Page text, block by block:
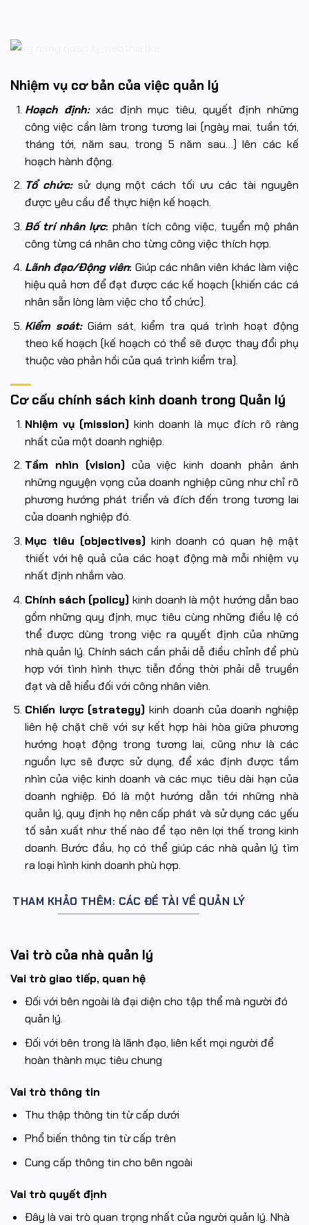
Nhiệm vụ cơ bản của việc quản lý
Hoạch định:xác định mục tiêu, quyết định những
công việc cần làm trong tương lai (ngày mai, tuần tới,
tháng tới, năm sau, trong 5 năm sau…) lên các kế
hoạch hành động.
Tổ chức: sử dụng một cách tối ưu các tài nguyên
được yêu cầu để thực hiện kế hoạch.
Bố trí nhân lực: phân tích công việc, tuyển mộ phân
công từng cá nhân cho từng công việc thích hợp.
Lãnh đạo/Động viên: Giúp các nhân viên khác làm việc
hiệu quả hơn để đạt được các kế hoạch (khiến các cá
nhân sẵn lòng làm việc cho tổ chức).
Kiểm soát: Giám sát, kiểm tra quá trình hoạt động
theo kế hoạch (kế hoạch có thể sẽ được thay đổi phụ
thuộc vào phản hồi của quá trình kiểm tra).
Cơ cấu chính sách kinh doanh trong Quản lý
Nhiệm vụ (mission)kinh doanh là mục đích rõ ràng
nhất của một doanh nghiệp.
Tầm nhìn (vision)của việc kinh doanh phản ánh
những nguyện vọng của doanh nghiệp cũng như chỉ rõ
phương hướng phát triển và đích đến trong tương lai
của doanh nghiệp đó.
Mục tiêu (objectives)kinh doanh có quan hệ mật
thiết với hệ quả của các hoạt động mà mỗi nhiệm vụ
nhất định nhắm vào.
Chính sách (policy) kinh doanh là một hướng dẫn bao
gồm những quy định, mục tiêu cùng những điều lệ có
thể được dùng trong việc ra quyết định của những
nhà quản lý. Chính sách cần phải dễ điều chỉnh để phù
hợp với tình hình thực tiễn đồng thời phải dễ truyền
đạt và dễ hiểu đối với công nhân viên.
Chiến lược (strategy) kinh doanh của doanh nghiệp
liên hệ chặt chẽ với sự kết hợp hài hòa giữa phương
hướng hoạt động trong tương lai, cũng như là các
nguồn lực sẽ được sử dụng, để xác định được tầm
nhìn của việc kinh doanh và các mục tiêu dài hạn của
doanh nghiệp. Đó là một hướng dẫn tới những nhà
quản lý, quy định họ nên cấp phát và sử dụng các yếu
tố sản xuất như thế nào để tạo nên lợi thế trong kinh
doanh. Bước đầu, họ có thể giúp các nhà quản lý tìm
ra loại hình kinh doanh phù hợp.
THAM KHẢO THÊM: CÁC ĐỀ TÀI VỀ QUẢN LÝ
Vai trò của nhà quản lý
Vai trò giao tiếp, quan hệ
Đối với bên ngoài là đại diện cho tập thể mà người đó
quản lý.
Đối với bên trong là lãnh đạo, liên kết mọi người để
hoàn thành mục tiêu chung
Vai trò thông tin
Thu thập thông tin từ cấp dưới
Phổ biến thông tin từ cấp trên
Cung cấp thông tin cho bên ngoài
Vai trò quyết định
Đây là vai trò quan trọng nhất của người quản lý. Nhà